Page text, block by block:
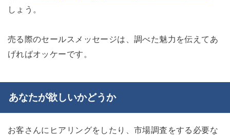
しょう。
売る際のセールスメッセージは、調べた魅力を伝えてあ
げればオッケーです。
あなたが欲しいかどうか
お客さんにヒアリングをしたり、市場調査をする必要な